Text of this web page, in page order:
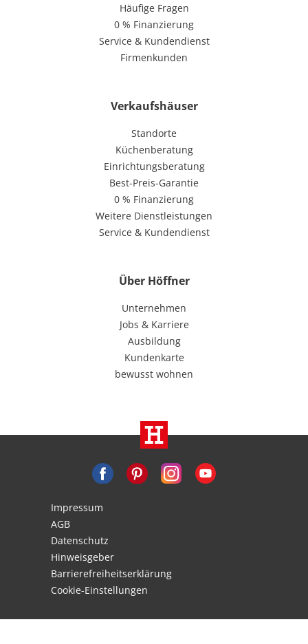
Häufige Fragen
0 % Finanzierung
Service & Kundendienst
Firmenkunden
Verkaufshäuser
Standorte
Küchenberatung
Einrichtungsberatung
Best-Preis-Garantie
0 % Finanzierung
Weitere Dienstleistungen
Service & Kundendienst
Über Höffner
Unternehmen
Jobs & Karriere
Ausbildung
Kundenkarte
bewusst wohnen
Impressum
AGB
Datenschutz
Hinweisgeber
Barrierefreiheitserklärung
Cookie-Einstellungen